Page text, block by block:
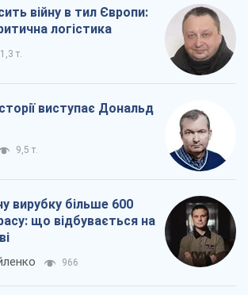
війну в тил Європи:
логістика
т.
виступає Дональд
9,5 т.
вирубку більше 600
що відбувається на
966